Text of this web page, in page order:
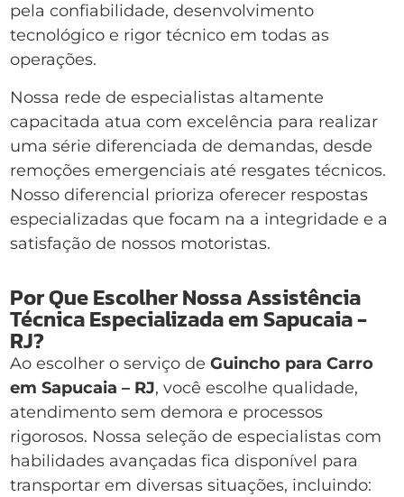
pela confiabilidade, desenvolvimento
tecnológico e rigor técnico em todas as
operações.
Nossa rede de especialistas altamente
capacitada atua com excelência para realizar
uma série diferenciada de demandas, desde
remoções emergenciais até resgates técnicos.
Nosso diferencial prioriza oferecer respostas
especializadas que focam na a integridade e a
satisfação de nossos motoristas.
Por Que Escolher Nossa Assistência
Técnica Especializada em Sapucaia -
RJ?
Ao escolher o serviço de Guincho para Carro
em Sapucaia – RJ, você escolhe qualidade,
atendimento sem demora e processos
rigorosos. Nossa seleção de especialistas com
habilidades avançadas fica disponível para
transportar em diversas situações, incluindo: